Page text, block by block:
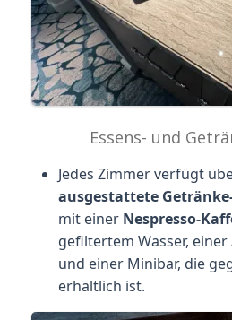
Essens- und
Jedes Zimmer verfügt
ausgestattete
mit einer Nespresso-
gefiltertem Wasser, einer
und einer Minibar, die
erhältlich ist.